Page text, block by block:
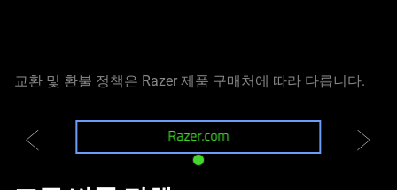
교환 및 환불 정책은 Razer 제품 구매처에 따라 다릅니다.
Razer.com